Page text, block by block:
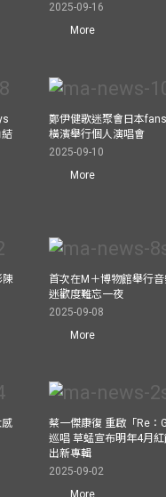
2025-09-16
More
結
鄭伊健歌迷聚會日本
橫濱舉行個人演唱會
2025-09-10
More
陳
首次在M＋博物館舉行
迷歡度難忘一夜
2025-09-08
More
蔡一傑康復 重啟「Re：
巡唱 草蜢宣布明年4月
出新專輯
2025-09-02